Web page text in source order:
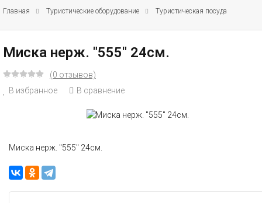
Главная Туристические оборудование Туристическая посуда
Миска нерж. "555" 24см.
(0 отзывов)
В избранное
В сравнение
Миска нерж. "555" 24см.